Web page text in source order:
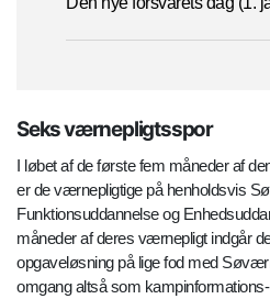
Seks værnepligtsspor
I løbet af de første fem måneder af
er de værnepligtige på henholdsvis
Funktionsuddannelse og
måneder af deres værnepligt indgår
opgaveløsning på lige fod med
omgang altså som